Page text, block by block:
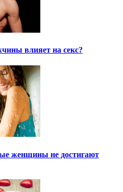
влияет на секс?
женщины не достигают